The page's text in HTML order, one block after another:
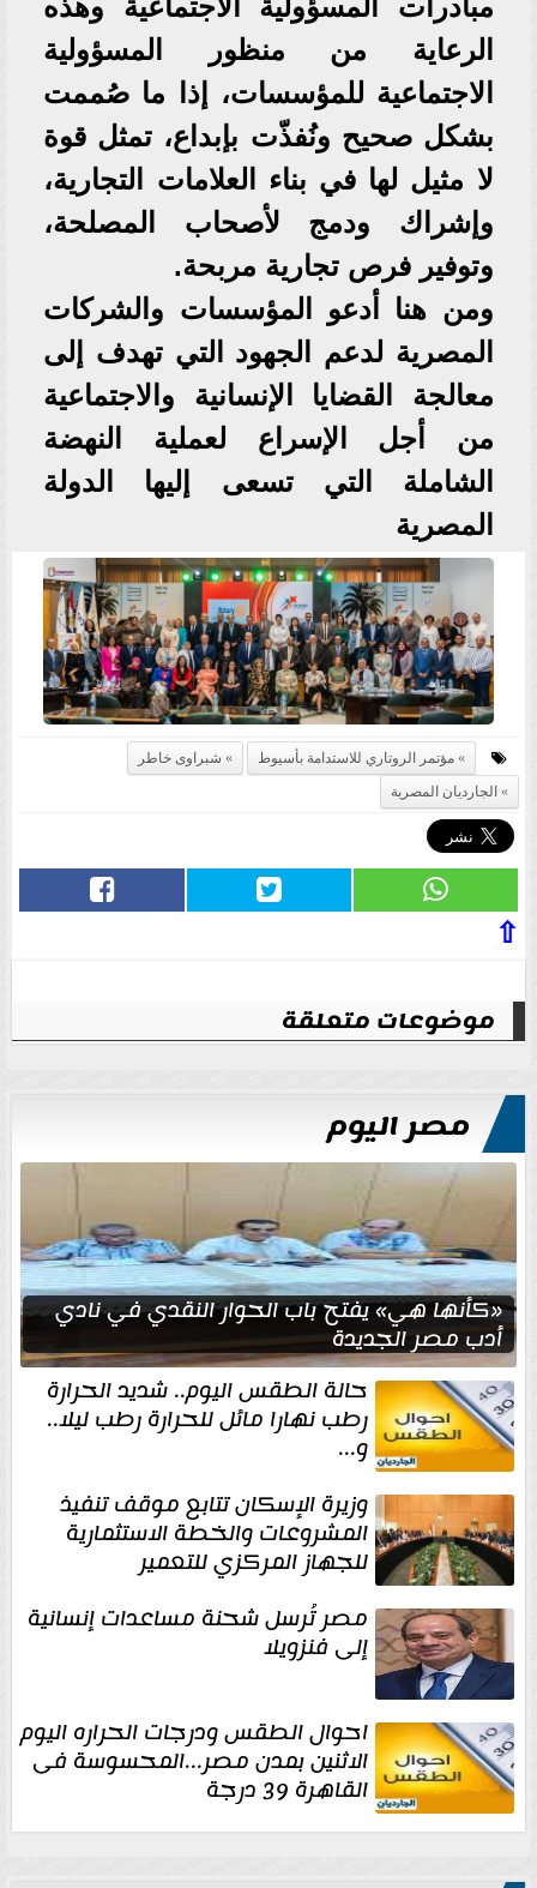
الرعاية من منظور المسؤولية
الاجتماعية للمؤسسات، إذا ما صُممت
بشكل صحيح ونُفذّت بإبداع، تمثل قوة
لا مثيل لها في بناء العلامات التجارية،
وإشراك ودمج لأصحاب المصلحة،
وتوفير فرص تجارية مربحة.
ومن هنا أدعو المؤسسات والشركات
المصرية لدعم الجهود التي تهدف إلى
معالجة القضايا الإنسانية والاجتماعية
من أجل الإسراع لعملية النهضة
الشاملة التي تسعى إليها الدولة
المصرية
مؤتمر الروتاري للاستدامة بأسيوط
شبراوى خاطر
الجارديان المصرية
⇧
موضوعات متعلقة
مصر اليوم
«كأنها هي» يفتح باب الحوار النقدي في نادي
أدب مصر الجديدة
حالة الطقس اليوم.. شديد الحرارة
رطب نهارا مائل للحرارة رطب ليلا..
و...
وزيرة الإسكان تتابع موقف تنفيذ
المشروعات والخطة الاستثمارية
للجهاز المركزي للتعمير
مصر تُرسل شحنة مساعدات إنسانية
إلى فنزويلا
احوال الطقس ودرجات الحراره اليوم
الاثنين بمدن مصر...المحسوسة فى
القاهرة 39 درجة